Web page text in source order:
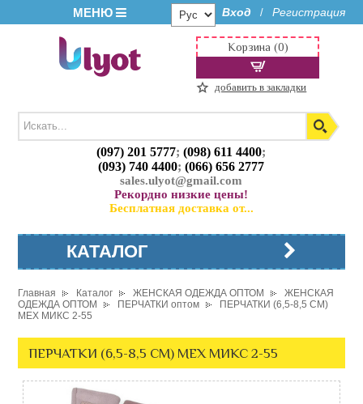
МЕНЮ Вход / Регистрация
(097) 201 5777;(098) 611 4400;
(093) 740 4400;(066) 656 2777
sales.ulyot@gmail.com
Рекордно низкие цены!
Бесплатная доставка от...
Корзина (0)
добавить в закладки
КАТАЛОГ
Главная Каталог ЖЕНСКАЯ ОДЕЖДА ОПТОМ
ЖЕНСКАЯ
ОДЕЖДА ОПТОМ
ПЕРЧАТКИ оптом
ПЕРЧАТКИ (6,5-8,5 СМ)
МЕХ МИКС 2-55
ПЕРЧАТКИ (6,5-8,5 СМ) МЕХ МИКС 2-55